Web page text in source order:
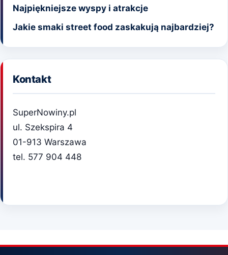
Najpiękniejsze wyspy i atrakcje
Jakie smaki street food zaskakują najbardziej?
Kontakt
SuperNowiny.pl
ul. Szekspira 4
01-913 Warszawa
tel. 577 904 448